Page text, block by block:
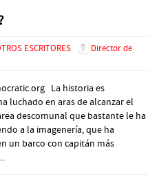
ESCRITORES
Director de
La historia es
luchado en aras de alcanzar el
descomunal que bastante le ha
a la imagenería, que ha
un barco con capitán más